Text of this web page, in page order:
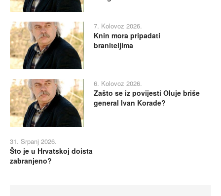
7. Kolovoz 2026.
Knin mora pripadati
braniteljima
6. Kolovoz 2026.
Zašto se iz povijesti Oluje briše
general Ivan Korade?
31. Srpanj 2026.
Što je u Hrvatskoj doista
zabranjeno?